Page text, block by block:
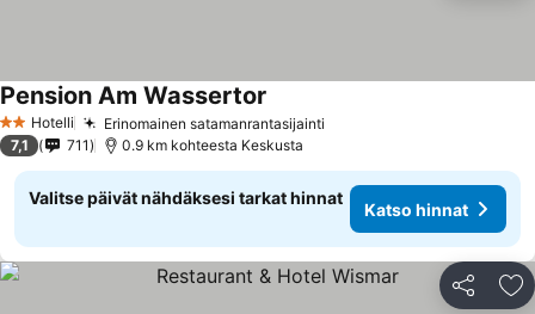
2 Tähtiluokitus
Hotelli Erinomainen satamanrantasijainti
Pension Am Wassertor
7,1 711 0.9 km kohteesta Keskusta
Valitse päivät nähdäksesi tarkat hinnat
Katso hinnat
Jaa